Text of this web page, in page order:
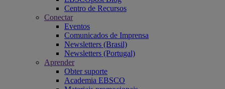
Centro de Recursos
Conectar
Eventos
Comunicados de Imprensa
Newsletters (Brasil)
Newsletters (Portugal)
Aprender
Obter suporte
Academia EBSCO